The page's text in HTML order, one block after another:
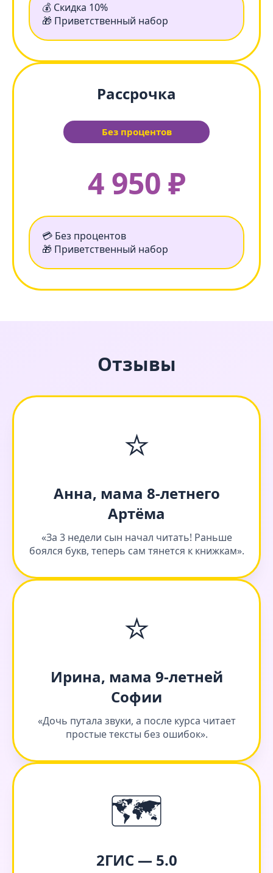
💰 Скидка 10%
🎁 Приветственный набор
Рассрочка
Без процентов
4 950 ₽
💳 Без процентов
🎁 Приветственный набор
Отзывы
⭐
Анна, мама 8-летнего
Артёма
«За 3 недели сын начал читать! Раньше
боялся букв, теперь сам тянется к книжкам».
⭐
Ирина, мама 9-летней
Софии
«Дочь путала звуки, а после курса читает
простые тексты без ошибок».
🗺️
2ГИС — 5.0